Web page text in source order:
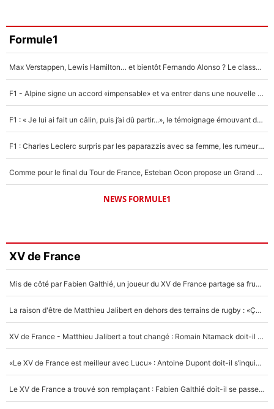
Formule1
Max Verstappen, Lewis Hamilton… et bientôt Fernando Alonso ? Le classement des pilotes les mieux payés en Formule 1 risque de changer !
F1 - Alpine signe un accord «impensable» et va entrer dans une nouvelle dimension : Grande nouvelle pour Pierre Gasly !
F1 : « Je lui ai fait un câlin, puis j’ai dû partir...», le témoignage émouvant de Max Verstappen sur sa fille
F1 : Charles Leclerc surpris par les paparazzis avec sa femme, les rumeurs étaient vraies !
Comme pour le final du Tour de France, Esteban Ocon propose un Grand Prix de Formule 1 à Paris : «Autour de l’Arc de Triomphe, ce serait génial» !
NEWS FORMULE1
XV de France
Mis de côté par Fabien Galthié, un joueur du XV de France partage sa frustration : «ils ne me l’ont pas dit tout de suite»
La raison d'être de Matthieu Jalibert en dehors des terrains de rugby : «Ça m'atteint autant que si tu touches à un membre de ma famille»
XV de France - Matthieu Jalibert a tout changé : Romain Ntamack doit-il s’inquiéter pour sa place à un an de la Coupe du monde ?
«Le XV de France est meilleur avec Lucu» : Antoine Dupont doit-il s’inquiéter pour sa place ?
Le XV de France a trouvé son remplaçant : Fabien Galthié doit-il se passer d'Antoine Dupont ?